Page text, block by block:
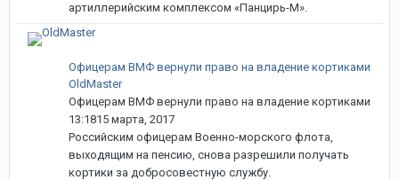
артиллерийским комплексом «Панцирь-М».
Офицерам ВМФ вернули право на владение кортиками
OldMaster
Офицерам ВМФ вернули право на владение кортиками
13:1815 марта, 2017
Российским офицерам Военно-морского флота,
выходящим на пенсию, снова разрешили получать
кортики за добросовестную службу.